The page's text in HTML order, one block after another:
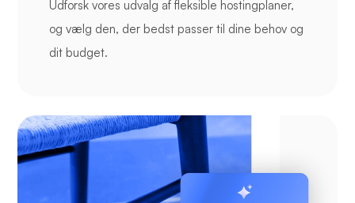
Udforsk vores udvalg af fleksible hostingplaner,
og vælg den, der bedst passer til dine behov og
dit budget.